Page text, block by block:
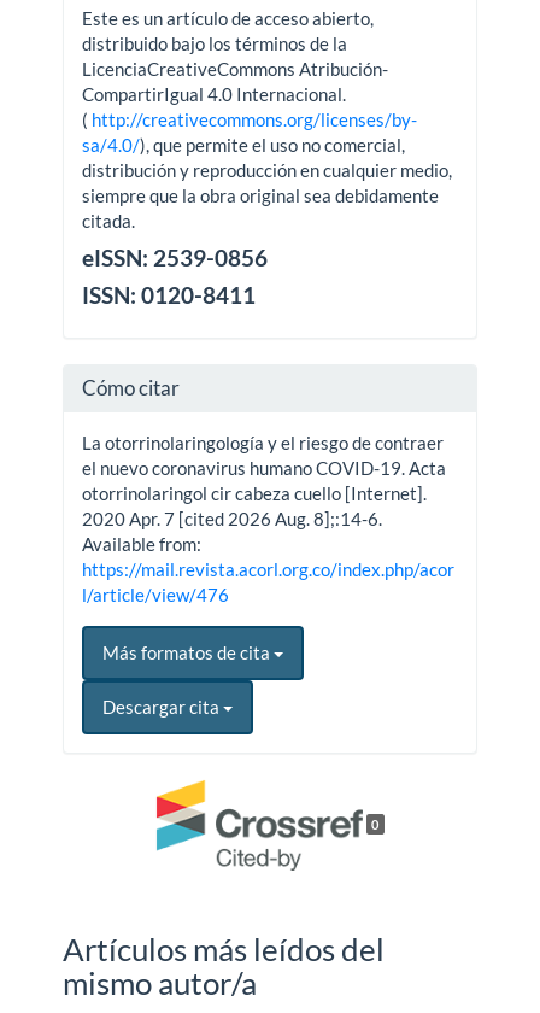
Este es un artículo de acceso abierto,
distribuido bajo los términos de la
LicenciaCreativeCommons Atribución-
CompartirIgual 4.0 Internacional.
( http://creativecommons.org/licenses/by-
sa/4.0/), que permite el uso no comercial,
distribución y reproducción en cualquier medio,
siempre que la obra original sea debidamente
citada.
eISSN: 2539-0856
ISSN: 0120-8411
Cómo citar
La otorrinolaringología y el riesgo de contraer
el nuevo coronavirus humano COVID-19. Acta
otorrinolaringol cir cabeza cuello [Internet].
2020 Apr. 7 [cited 2026 Aug. 8];:14-6.
Available from:
https://mail.revista.acorl.org.co/index.php/acor
l/article/view/476
Más formatos de cita
Descargar cita
0
Artículos más leídos del
mismo autor/a